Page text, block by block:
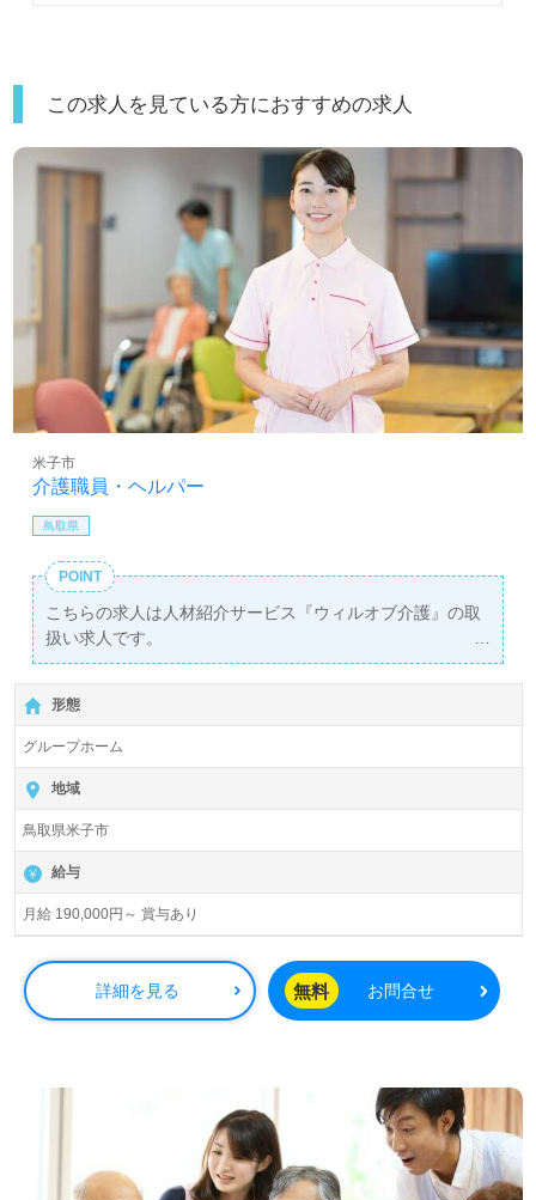
この求人を見ている方におすすめの求人
介護職員・ヘルパー
米子市
鳥取県
POINT
こちらの求人は人材紹介サービス『ウィルオブ介護』の取
扱い求人です。
詳細に関してお気軽にご相談ください♪
【無料】で皆さんの転職活動をサポートいたします。
形態
グループホーム
地域
鳥取県米子市
給与
月給 190,000円～ 賞与あり
詳細を見る 無料 お問合せ